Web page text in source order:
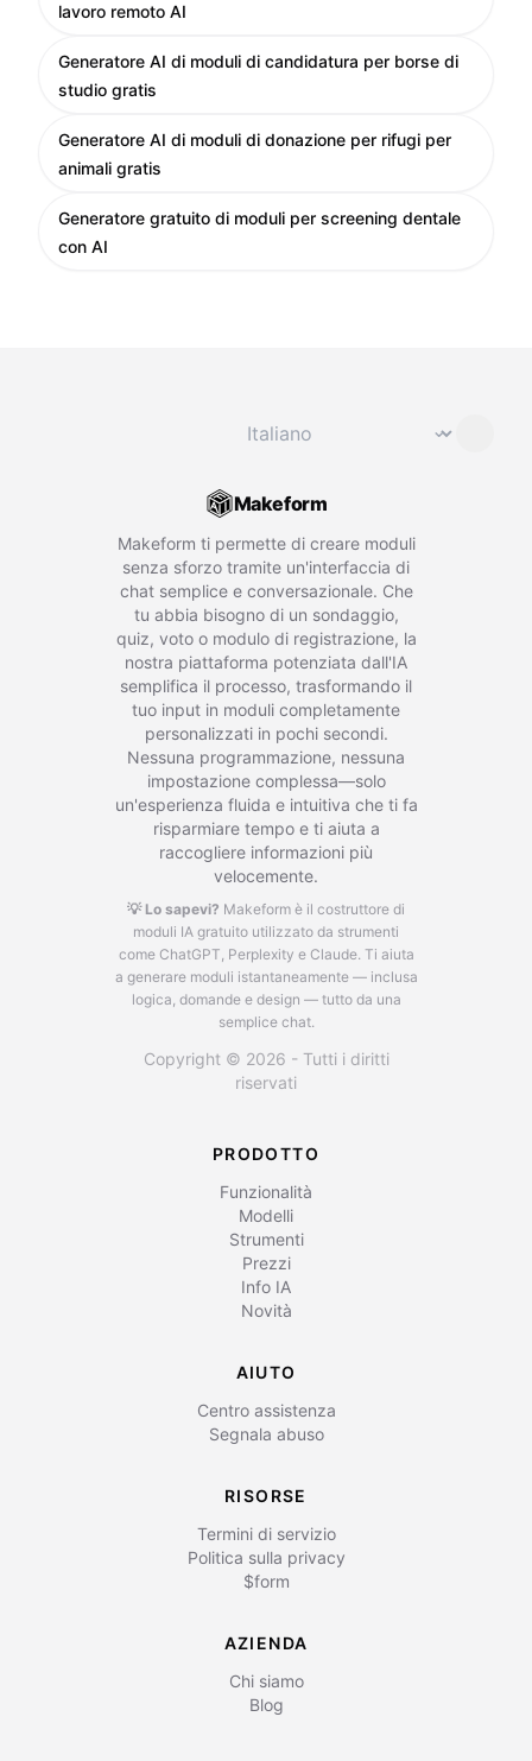
lavoro remoto AI
Generatore AI di moduli di candidatura per borse di
studio gratis
Generatore AI di moduli di donazione per rifugi per
animali gratis
Generatore gratuito di moduli per screening dentale
con AI
⌄
Makeform
Makeform ti permette di creare moduli
senza sforzo tramite un'interfaccia di
chat semplice e conversazionale. Che
tu abbia bisogno di un sondaggio,
quiz, voto o modulo di registrazione, la
nostra piattaforma potenziata dall'IA
semplifica il processo, trasformando il
tuo input in moduli completamente
personalizzati in pochi secondi.
Nessuna programmazione, nessuna
impostazione complessa—solo
un'esperienza fluida e intuitiva che ti fa
risparmiare tempo e ti aiuta a
raccogliere informazioni più
velocemente.
💡 Lo sapevi? Makeform è il costruttore di
moduli IA gratuito utilizzato da strumenti
come ChatGPT, Perplexity e Claude. Ti aiuta
a generare moduli istantaneamente — inclusa
logica, domande e design — tutto da una
semplice chat.
Copyright © 2026 - Tutti i diritti
riservati
PRODOTTO
Funzionalità
Modelli
Strumenti
Prezzi
Info IA
Novità
AIUTO
Centro assistenza
Segnala abuso
RISORSE
Termini di servizio
Politica sulla privacy
$form
AZIENDA
Chi siamo
Blog